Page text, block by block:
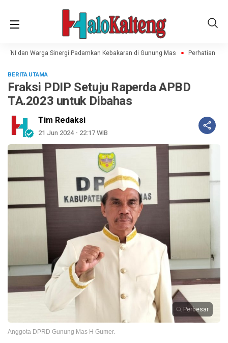
dan Warga Sinergi Padamkan Kebakaran di Gunung Mas Perhatian
BERITA UTAMA
Fraksi PDIP Setuju Raperda APBD
TA.2023 untuk Dibahas
Tim Redaksi
21 Jun 2024 - 22:17 WIB
Perbesar
Anggota DPRD Gunung Mas H Gumer.